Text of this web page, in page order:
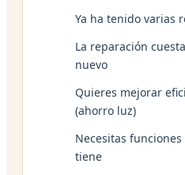
Ya ha tenido varias
La reparación
nuevo
Quieres mejorar
(ahorro luz)
Necesitas
tiene